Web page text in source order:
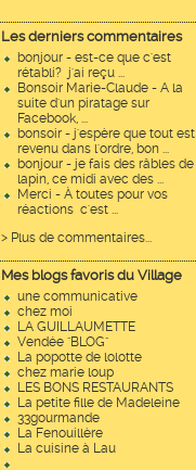
Les derniers commentaires
bonjour - est-ce que c'est
rétabli? j'ai reçu ...
Bonsoir Marie-Claude - A la
suite d'un piratage sur
Facebook, ...
bonsoir - j'espère que tout est
revenu dans l'ordre, bon ...
bonjour - je fais des râbles de
lapin, ce midi avec des ...
Merci - À toutes pour vos
réactions c'est ...
> Plus de commentaires...
Mes blogs favoris du Village
une communicative
chez moi
LA GUILLAUMETTE
Vendée "BLOG"
La popotte de lolotte
chez marie loup
LES BONS RESTAURANTS
La petite fille de Madeleine
33gourmande
La Fenouillère
La cuisine à Lau